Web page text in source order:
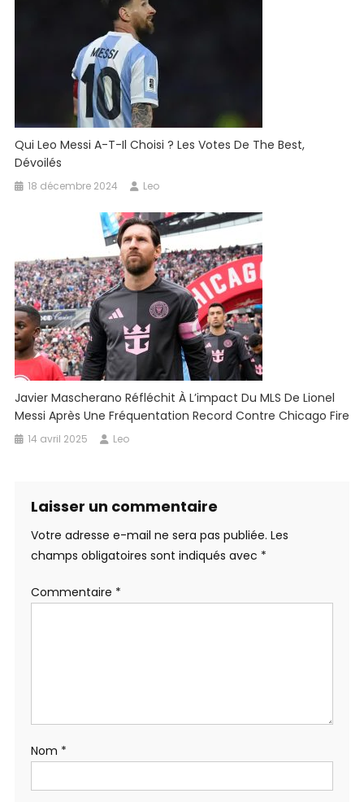
Qui Leo Messi A-T-Il Choisi ? Les Votes De The Best,
Dévoilés
18 décembre 2024 Leo
Javier Mascherano Réfléchit À L’impact Du MLS De Lionel
Messi Après Une Fréquentation Record Contre Chicago Fire
14 avril 2025 Leo
Laisser un commentaire
Votre adresse e-mail ne sera pas publiée. Les
champs obligatoires sont indiqués avec *
Commentaire *
Nom *